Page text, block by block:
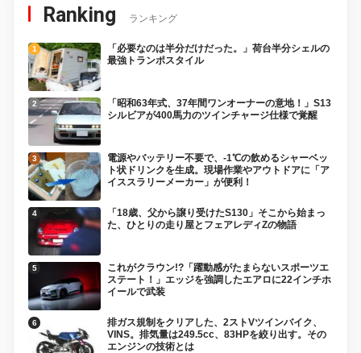
Ranking ランキング
「必要なのは半分だけだった。」荷台半分シェルの
最強トランポスタイル
「昭和63年式、37年間ワンオーナーの意地！」S13
シルビアが400馬力のツインチャージ仕様で覚醒
電源やバッテリー不要で、-1℃の飲めるシャーベッ
ト状ドリンクを生成。現場作業やアウトドアに「ア
イススラリーメーカー」が便利！
「18歳、父から譲り受けたS130」そこから始まっ
た、ひとりの走り屋とフェアレディZの物語
これがクラウン!?「躍動感がたまらないスポーツエ
ステート！」エッジを強調したエアロに22インチホ
イールで武装
排ガス規制をクリアした、2ストVツインバイク、
VINS。排気量は249.5cc、83HPを絞り出す。その
エンジンの技術とは